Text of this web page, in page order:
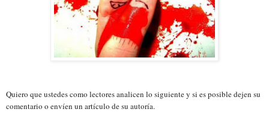
Quiero que ustedes como lectores analicen lo siguiente y si es posible dejen su
comentario o envíen un artículo de su autoría.